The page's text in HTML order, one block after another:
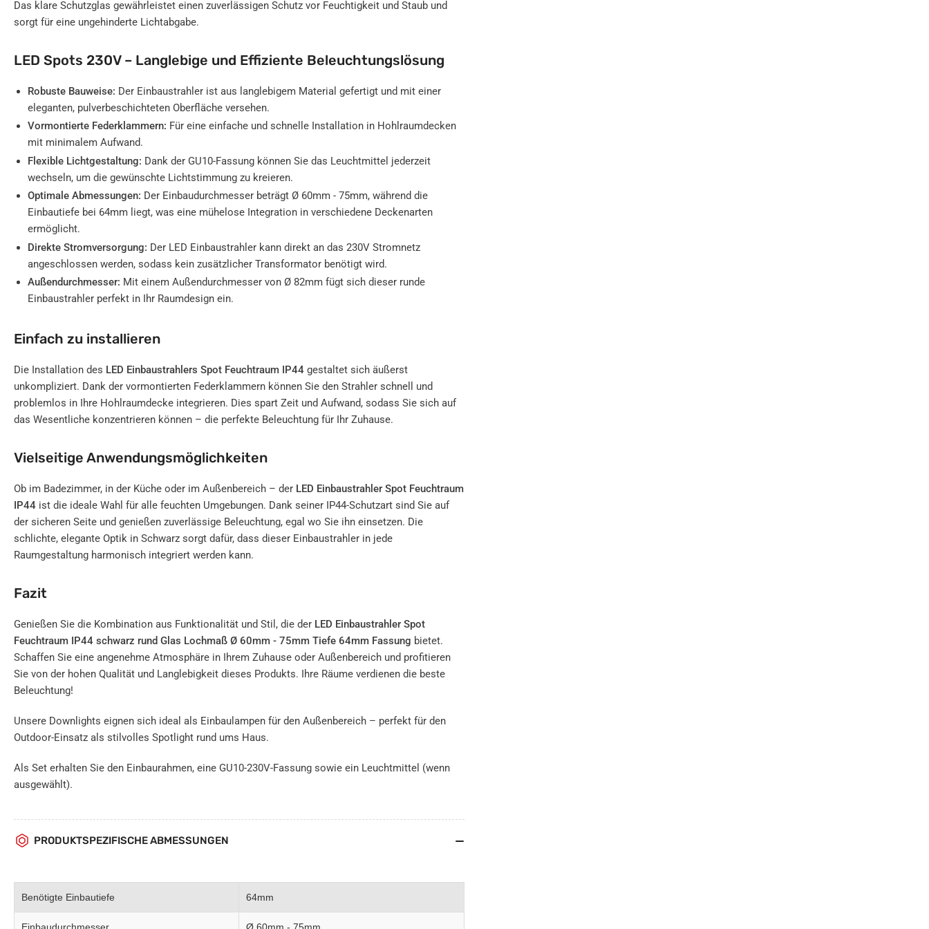
Das klare Schutzglas gewährleistet einen zuverlässigen Schutz vor Feuchtigkeit und Staub und
sorgt für eine ungehinderte Lichtabgabe.
LED Spots 230V – Langlebige und Effiziente Beleuchtungslösung
Robuste Bauweise: Der Einbaustrahler ist aus langlebigem Material gefertigt und mit einer
eleganten, pulverbeschichteten Oberfläche versehen.
Vormontierte Federklammern: Für eine einfache und schnelle Installation in Hohlraumdecken
mit minimalem Aufwand.
Flexible Lichtgestaltung: Dank der GU10-Fassung können Sie das Leuchtmittel jederzeit
wechseln, um die gewünschte Lichtstimmung zu kreieren.
Optimale Abmessungen: Der Einbaudurchmesser beträgt Ø 60mm - 75mm, während die
Einbautiefe bei 64mm liegt, was eine mühelose Integration in verschiedene Deckenarten
ermöglicht.
Direkte Stromversorgung: Der LED Einbaustrahler kann direkt an das 230V Stromnetz
angeschlossen werden, sodass kein zusätzlicher Transformator benötigt wird.
Außendurchmesser: Mit einem Außendurchmesser von Ø 82mm fügt sich dieser runde
Einbaustrahler perfekt in Ihr Raumdesign ein.
Einfach zu installieren
Die Installation des LED Einbaustrahlers Spot Feuchtraum IP44 gestaltet sich äußerst
unkompliziert. Dank der vormontierten Federklammern können Sie den Strahler schnell und
problemlos in Ihre Hohlraumdecke integrieren. Dies spart Zeit und Aufwand, sodass Sie sich auf
das Wesentliche konzentrieren können – die perfekte Beleuchtung für Ihr Zuhause.
Vielseitige Anwendungsmöglichkeiten
Ob im Badezimmer, in der Küche oder im Außenbereich – der LED Einbaustrahler Spot Feuchtraum
IP44 ist die ideale Wahl für alle feuchten Umgebungen. Dank seiner IP44-Schutzart sind Sie auf
der sicheren Seite und genießen zuverlässige Beleuchtung, egal wo Sie ihn einsetzen. Die
schlichte, elegante Optik in Schwarz sorgt dafür, dass dieser Einbaustrahler in jede
Raumgestaltung harmonisch integriert werden kann.
Fazit
Genießen Sie die Kombination aus Funktionalität und Stil, die der LED Einbaustrahler Spot
Feuchtraum IP44 schwarz rund Glas Lochmaß Ø 60mm - 75mm Tiefe 64mm Fassung bietet.
Schaffen Sie eine angenehme Atmosphäre in Ihrem Zuhause oder Außenbereich und profitieren
Sie von der hohen Qualität und Langlebigkeit dieses Produkts. Ihre Räume verdienen die beste
Beleuchtung!
Unsere Downlights eignen sich ideal als Einbaulampen für den Außenbereich – perfekt für den
Outdoor-Einsatz als stilvolles Spotlight rund ums Haus.
Als Set erhalten Sie den Einbaurahmen, eine GU10-230V-Fassung sowie ein Leuchtmittel (wenn
ausgewählt).
PRODUKTSPEZIFISCHE ABMESSUNGEN
Benötigte Einbautiefe 64mm
Einbaudurchmesser Ø 60mm - 75mm